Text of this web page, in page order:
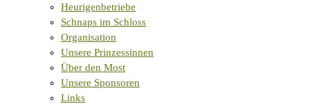
Heurigenbetriebe
Schnaps im Schloss
Organisation
Unsere Prinzessinnen
Über den Most
Unsere Sponsoren
Links